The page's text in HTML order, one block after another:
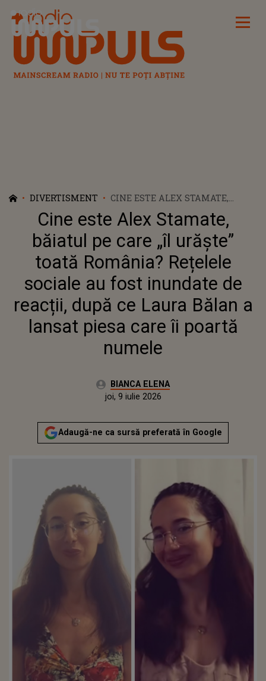
Radio Impuls
DIVERTISMENT
CINE ESTE ALEX STAMATE,
BĂIATUL PE CARE „ÎL URĂȘTE”
TOATĂ ROMÂNIA? REȚELELE
SOCIALE AU FOST INUNDATE DE
REACȚII, DUPĂ CE LAURA BĂLAN
A LANSAT PIESA CARE ÎI
POARTĂ NUMELE
Cine este Alex Stamate,
băiatul pe care „îl urăște”
toată România? Rețelele
sociale au fost inundate de
reacții, după ce Laura Bălan a
lansat piesa care îi poartă
numele
Autor:BIANCA ELENA
Actualizat:
joi, 9 iulie 2026
Adaugă-ne ca sursă preferată în Google